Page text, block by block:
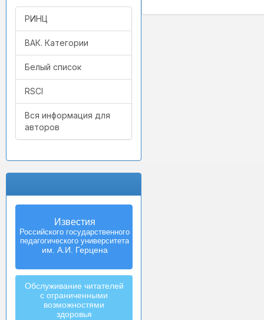
РИНЦ
ВАК. Категории
Белый список
RSCI
Вся информация для
авторов
Известия
Российского государственного
педагогического университета
им. А.И. Герцена
Обслуживание читателей
с ограниченными
возможностями
здоровья